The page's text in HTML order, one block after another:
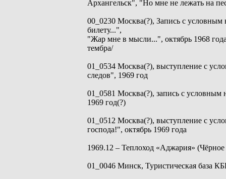
Архангельск", "Но мне не лежать на
00_0230 Москва(?), Запись с условным
билету...",
"Жар мне в мысли...", октябрь 1968
тембра/
01_0534 Москва(?), выступление с
следов", 1969 год
01_0581 Москва(?), запись с условным
1969 год(?)
01_0512 Москва(?), выступление с
господа!", октябрь 1969 года
1969.12 – Теплоход «Аджария»
01_0046 Минск, Туристическая база